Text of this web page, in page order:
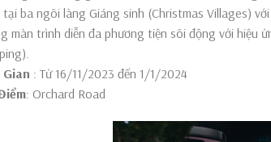
tại ba ngôi làng Giáng sinh (Christmas Villages)
màn trình diễn đa phương tiện sôi động với hiệu
Gian : Từ 16/11/2023 đến 1/1/2024
: Orchard Road